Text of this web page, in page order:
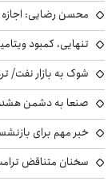
محسن رضایی: اجازه
تنهایی، کمبود
شوک به بازار نفت/ تردد
صنعا به دشمن
خبر مهم برای
سخنان متناقض